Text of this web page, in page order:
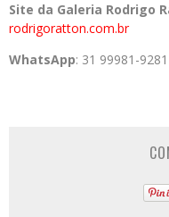
Site da Galeria Rodrigo
rodrigoratton.com.br
WhatsApp: 31 99981-9281